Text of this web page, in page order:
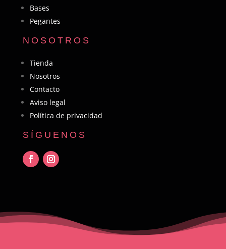
Bases
Pegantes
NOSOTROS
Tienda
Nosotros
Contacto
Aviso legal
Política de privacidad
SÍGUENOS